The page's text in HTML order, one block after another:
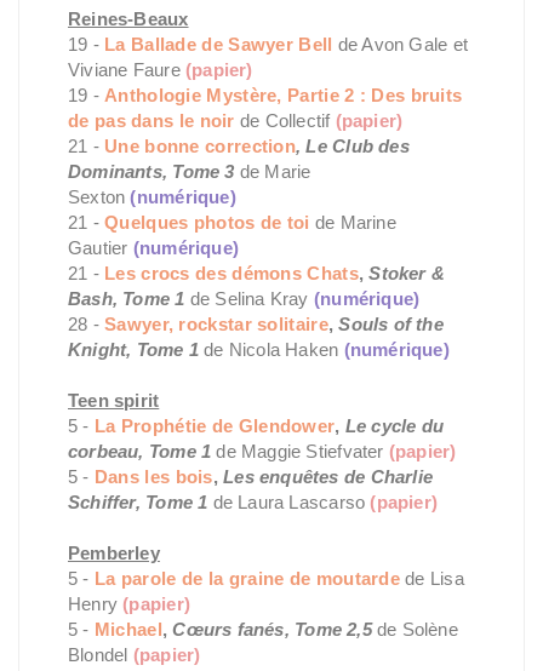
Reines-Beaux
19 - La Ballade de Sawyer Bell de Avon Gale et
Viviane Faure (papier)
19 - Anthologie Mystère, Partie 2 : Des bruits
de pas dans le noir de Collectif (papier)
21 - Une bonne correction, Le Club des
Dominants, Tome 3 de Marie
Sexton(numérique)
21 -Quelques photos de toi de Marine
Gautier (numérique)
21 - Les crocs des démons Chats,Stoker &
Bash, Tome 1 de Selina Kray (numérique)
28 -Sawyer, rockstar solitaire,Souls of the
Knight, Tome 1de Nicola Haken (numérique)
Teen spirit
5 - La Prophétie de Glendower, Le cycle du
corbeau, Tome 1de Maggie Stiefvater (papier)
5 - Dans les bois,Les enquêtes de Charlie
Schiffer, Tome 1 de Laura Lascarso (papier)
Pemberley
5 - La parole de la graine de moutarde de Lisa
Henry (papier)
5 - Michael,Cœurs fanés, Tome 2,5de Solène
Blondel (papier)